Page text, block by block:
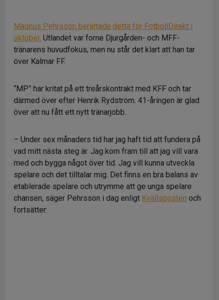
Magnus Pehrsson berättade detta för FotbollDirekt i
oktober. Utlandet var forne Djurgården- och MFF-
tränarens huvudfokus, men nu står det klart att han tar
över Kalmar FF.
“MP” har kritat på ett treårskontrakt med KFF och tar
därmed över efter Henrik Rydström. 41-åringen är glad
över att nu fått ett nytt tränarjobb.
– Under sex månaders tid har jag haft tid att fundera på
vad mitt nästa steg är. Jag kom fram till att jag vill vara
med och bygga något över tid. Jag vill kunna utveckla
spelare och det tilltalar mig. Det finns en bra balans av
etablerade spelare och utrymme att ge unga spelare
chansen, säger Pehrsson i dag enligt Kvällsposten och
fortsätter: